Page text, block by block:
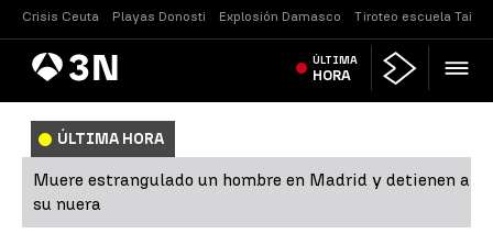
Crisis Ceuta Playas Donosti Explosión Damasco Tiroteo escuela
AntenaNoticias ÚLTIMA
HORA
ÚLTIMA HORA
Muere estrangulado un hombre en Madrid y detienen a
su nuera